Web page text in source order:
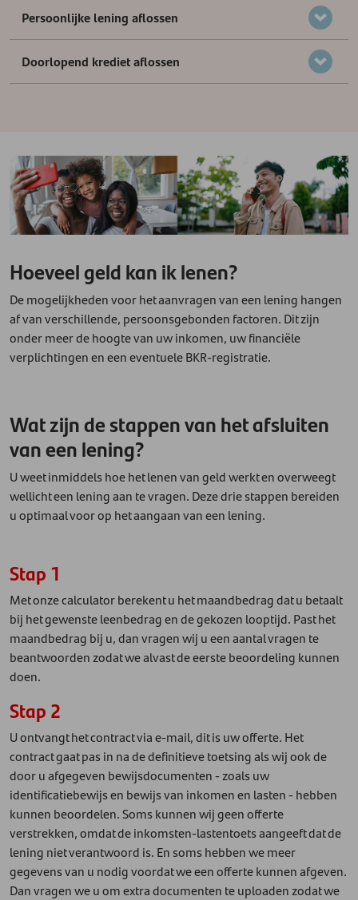
Persoonlijke lening aflossen
Doorlopend krediet aflossen
Hoeveel geld kan ik lenen?
De mogelijkheden voor het aanvragen van een lening hangen
af van verschillende, persoonsgebonden factoren. Dit zijn
onder meer de hoogte van uw inkomen, uw financiële
verplichtingen en een eventuele BKR-registratie.
Wat zijn de stappen van het afsluiten
van een lening?
U weet inmiddels hoe het lenen van geld werkt en overweegt
wellicht een lening aan te vragen. Deze drie stappen bereiden
u optimaal voor op het aangaan van een lening.
Stap 1
Met onze calculator berekent u het maandbedrag dat u betaalt
bij het gewenste leenbedrag en de gekozen looptijd. Past het
maandbedrag bij u, dan vragen wij u een aantal vragen te
beantwoorden zodat we alvast de eerste beoordeling kunnen
doen.
Stap 2
U ontvangt het contract via e-mail, dit is uw offerte. Het
contract gaat pas in na de definitieve toetsing als wij ook de
door u afgegeven bewijsdocumenten - zoals uw
identificatiebewijs en bewijs van inkomen en lasten - hebben
kunnen beoordelen. Soms kunnen wij geen offerte
verstrekken, omdat de inkomsten-lastentoets aangeeft dat de
lening niet verantwoord is. En soms hebben we meer
gegevens van u nodig voordat we een offerte kunnen afgeven.
Dan vragen we u om extra documenten te uploaden zodat we